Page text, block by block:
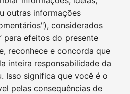
outras informações
considerados
para efeitos do presente
reconhece e concorda que
inteira responsabilidade da
Isso significa que você é o
pelas consequências de